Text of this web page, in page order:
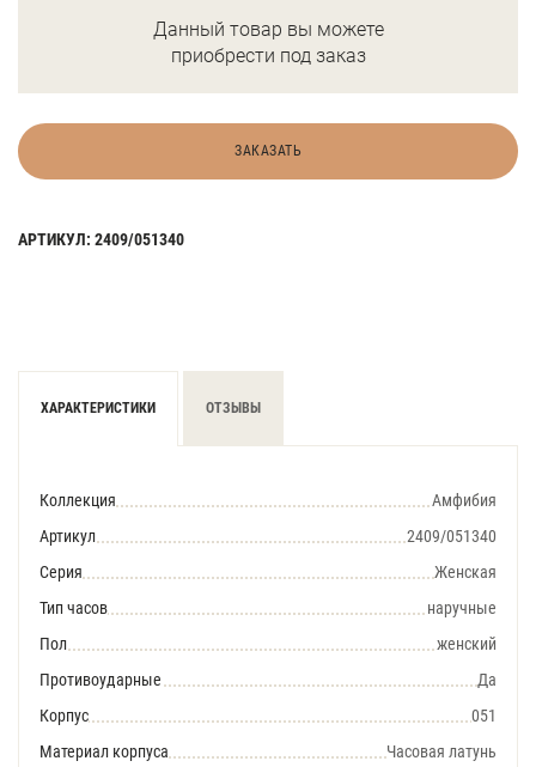
Данный товар вы можете
приобрести под заказ
ЗАКАЗАТЬ
АРТИКУЛ: 2409/051340
ХАРАКТЕРИСТИКИ ОТЗЫВЫ
Коллекция
Амфибия
Артикул
2409/051340
Серия
Женская
Тип часов
наручные
Пол
женский
Противоударные
Да
Корпус
051
Материал корпуса
Часовая латунь